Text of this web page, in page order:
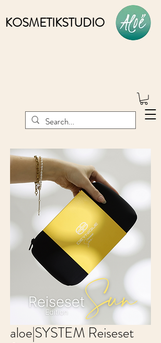
KOSMETIKSTUDIO
aloe|SYSTEM Reiseset